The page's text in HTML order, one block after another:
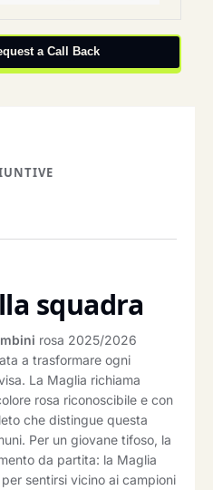
a Call Back
squadra
rosa 2025/2026
a trasformare ogni
La Maglia richiama
rosa riconoscibile e con
che distingue questa
Per un giovane tifoso, la
da partita: la Maglia
sentirsi vicino ai campioni